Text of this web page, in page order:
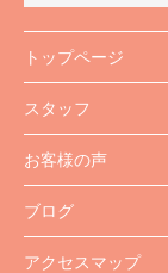
トップページ
スタッフ
お客様の声
ブログ
アクセスマップ